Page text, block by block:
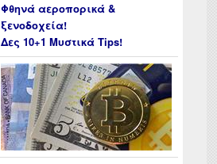
Φθηνά αεροπορικά &
ξενοδοχεία!
Δες 10+1 Μυστικά Tips!